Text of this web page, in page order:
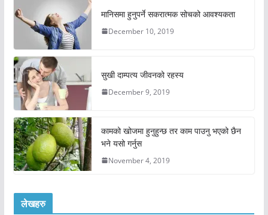
मानिसमा हुनुपर्ने सकरात्मक सोचको आवश्यकता
December 10, 2019
सुखी दाम्पत्य जीवनको रहस्य
December 9, 2019
कामको खोजमा हुनुहुन्छ तर काम पाउनु भएको छैन
भने यसो गर्नुस
November 4, 2019
लेखहरु